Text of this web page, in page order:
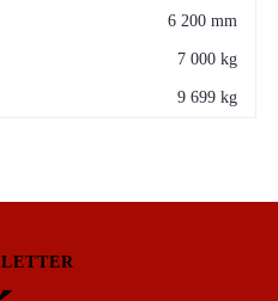
6 200 mm
7 000 kg
9 699 kg